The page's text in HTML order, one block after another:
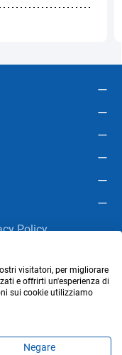
Policy
cookie
visitatori, per migliorare
e offrirti un'esperienza di
sui cookie utilizziamo
Negare